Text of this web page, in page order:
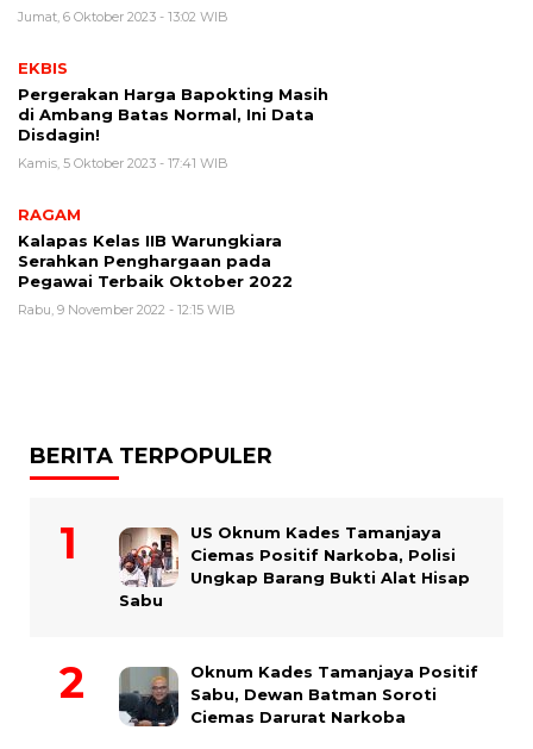
Jumat, 6 Oktober 2023 - 13:02 WIB
EKBIS
Pergerakan Harga Bapokting Masih
di Ambang Batas Normal, Ini Data
Disdagin!
Kamis, 5 Oktober 2023 - 17:41 WIB
RAGAM
Kalapas Kelas IIB Warungkiara
Serahkan Penghargaan pada
Pegawai Terbaik Oktober 2022
Rabu, 9 November 2022 - 12:15 WIB
BERITA TERPOPULER
US Oknum Kades Tamanjaya
Ciemas Positif Narkoba, Polisi
Ungkap Barang Bukti Alat Hisap
Sabu
Oknum Kades Tamanjaya Positif
Sabu, Dewan Batman Soroti
Ciemas Darurat Narkoba